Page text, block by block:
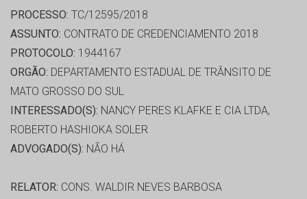
PROCESSO: TC/12595/2018
ASSUNTO: CONTRATO DE CREDENCIAMENTO 2018
PROTOCOLO: 1944167
ORGÃO: DEPARTAMENTO ESTADUAL DE TRÂNSITO DE
MATO GROSSO DO SUL
INTERESSADO(S): NANCY PERES KLAFKE E CIA LTDA,
ROBERTO HASHIOKA SOLER
ADVOGADO(S): NÃO HÁ
RELATOR: CONS. WALDIR NEVES BARBOSA